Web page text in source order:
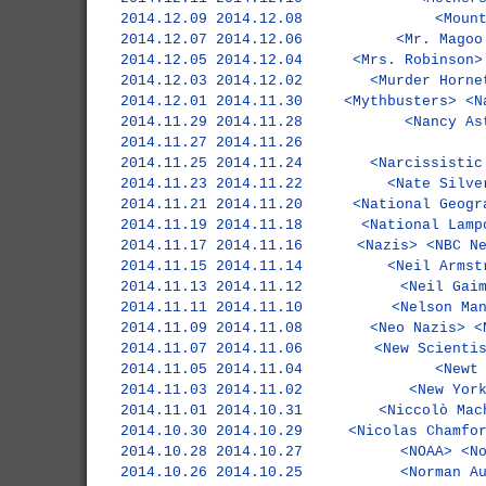
2014.12.09
2014.12.08
2014.12.07
2014.12.06
2014.12.05
2014.12.04
2014.12.03
2014.12.02
2014.12.01 2014.11.30
2014.11.29
2014.11.28
2014.11.27
2014.11.26
2014.11.25
2014.11.24
2014.11.23
2014.11.22
2014.11.21 2014.11.20
2014.11.19
2014.11.18
2014.11.17
2014.11.16
2014.11.15
2014.11.14
2014.11.13
2014.11.12
2014.11.11 2014.11.10
2014.11.09
2014.11.08
2014.11.07
2014.11.06
2014.11.05
2014.11.04
2014.11.03
2014.11.02
2014.11.01 2014.10.31
2014.10.30
2014.10.29
2014.10.28
2014.10.27
2014.10.26
2014.10.25
<Mr.
<Mrs. Robinson>
<Murder
<Mythbusters>
<Nancy
<Nate
<National
<National
<Nazis> <NBC
<Neil
<Neil
<Nelson
<Neo Nazis>
<New
<New
<Niccolò
<Nicolas
<NOAA>
<Norman